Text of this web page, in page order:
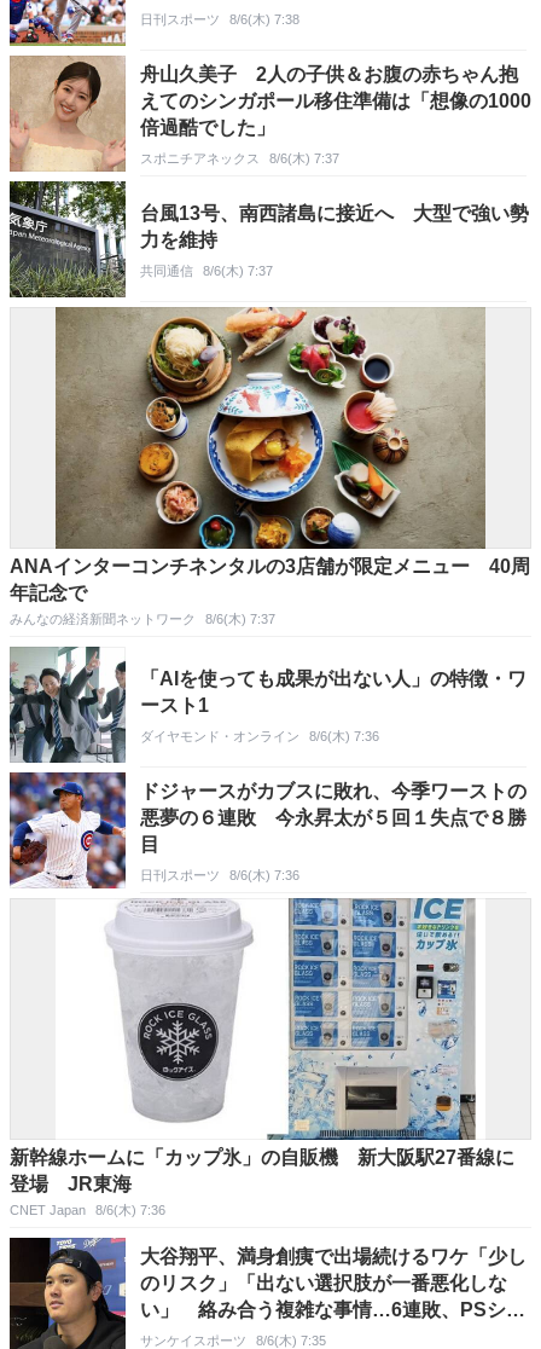
日刊スポーツ 8/6(木) 7:38
舟山久美子 2人の子供＆お腹の赤ちゃん抱
えてのシンガポール移住準備は「想像の1000
倍過酷でした」
スポニチアネックス 8/6(木) 7:37
台風13号、南西諸島に接近へ 大型で強い勢
力を維持
共同通信 8/6(木) 7:37
ANAインターコンチネンタルの3店舗が限定メニュー 40周
年記念で
みんなの経済新聞ネットワーク 8/6(木) 7:37
「AIを使っても成果が出ない人」の特徴・ワ
ースト1
ダイヤモンド・オンライン 8/6(木) 7:36
ドジャースがカブスに敗れ、今季ワーストの
悪夢の６連敗 今永昇太が５回１失点で８勝
目
日刊スポーツ 8/6(木) 7:36
新幹線ホームに「カップ氷」の自販機 新大阪駅27番線に
登場 JR東海
CNET Japan 8/6(木) 7:36
大谷翔平、満身創痍で出場続けるワケ「少し
のリスク」「出ない選択肢が一番悪化しな
い」 絡み合う複雑な事情…6連敗、PSシー
ド権争い
サンケイスポーツ 8/6(木) 7:35